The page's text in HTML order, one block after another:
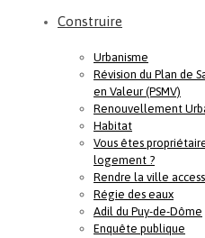
Construire
Urbanisme
Révision du Plan de
en Valeur (PSMV)
Renouvellement
Habitat
Vous êtes
logement ?
Rendre la ville
Régie des eaux
Adil du Puy-de-Dôme
Enquête publique